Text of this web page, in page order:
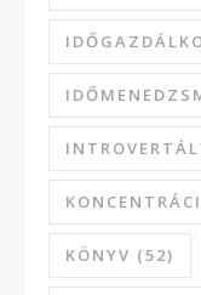
KÖNYV (52)